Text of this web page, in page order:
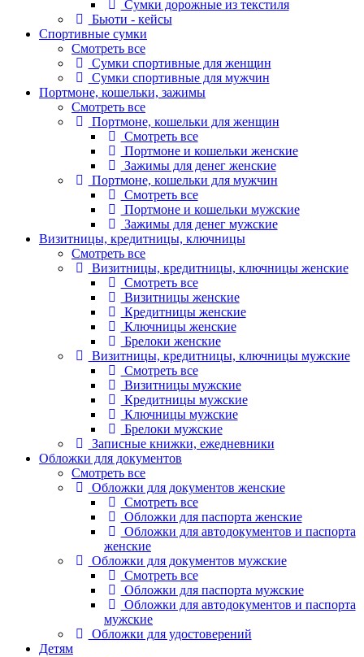
Сумки дорожные из текстиля
Бьюти - кейсы
Спортивные сумки
Смотреть все
Сумки спортивные для женщин
Сумки спортивные для мужчин
Портмоне, кошельки, зажимы
Смотреть все
Портмоне, кошельки для женщин
Смотреть все
Портмоне и кошельки женские
Зажимы для денег женские
Портмоне, кошельки для мужчин
Смотреть все
Портмоне и кошельки мужские
Зажимы для денег мужские
Визитницы, кредитницы, ключницы
Смотреть все
Визитницы, кредитницы, ключницы женские
Смотреть все
Визитницы женские
Кредитницы женские
Ключницы женские
Брелоки женские
Визитницы, кредитницы, ключницы мужские
Смотреть все
Визитницы мужские
Кредитницы мужские
Ключницы мужские
Брелоки мужские
Записные книжки, ежедневники
Обложки для документов
Смотреть все
Обложки для документов женские
Смотреть все
Обложки для паспорта женские
Обложки для автодокументов и паспорта
женские
Обложки для документов мужские
Смотреть все
Обложки для паспорта мужские
Обложки для автодокументов и паспорта
мужские
Обложки для удостоверений
Детям